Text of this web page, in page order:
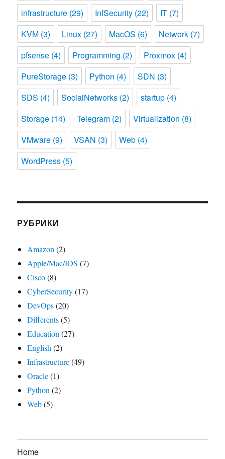
infrastructure (29) InfSecurity (22) IT (7)
KVM (3) Linux (27) MacOS (6) Network (7)
pfsense (4) Programming (2) Proxmox (4)
PureStorage (3) Python (4) SDN (3)
SDS (4) SocialNetworks (2) startup (4)
Storage (14) Telegram (2) Virtualization (8)
VMware (9) VSAN (3) Web (4)
WordPress (5)
РУБРИКИ
Amazon (2)
Apple/Mac/IOS (7)
Cisco(8)
CyberSecurity(17)
DevOps(20)
Differents(5)
Education (27)
English (2)
Infrastructure(49)
Oracle(1)
Python (2)
Web(5)
Home